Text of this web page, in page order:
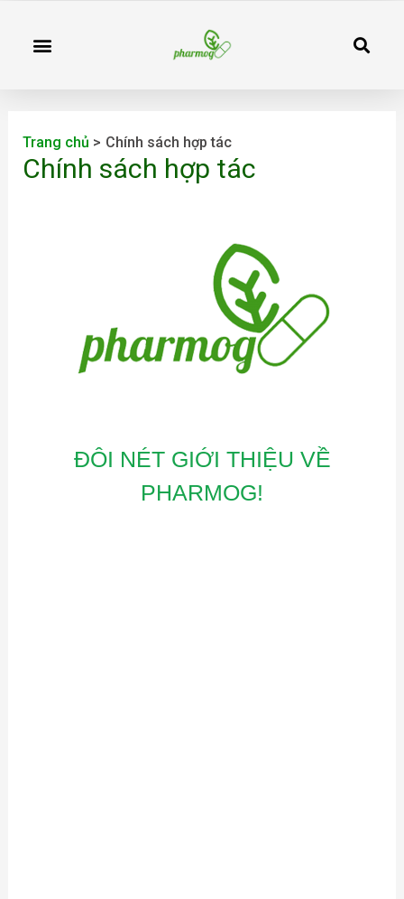
Menu
Trang chủ Chính sách hợp tác
Chính sách hợp tác
ĐÔI NÉT GIỚI THIỆU VỀ
PHARMOG!